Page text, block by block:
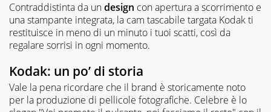
Contraddistinta da undesign con apertura a scorrimento e
una stampante integrata, la cam tascabile targata Kodak ti
restituisce in meno di un minuto i tuoi scatti, così da
regalare sorrisi in ogni momento.
Kodak: un po’ di storia
Vale la pena ricordare che il brand è storicamente noto
per la produzione di pellicole fotografiche. Celebre è lo